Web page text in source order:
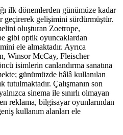
ilk dönemlerden günümüze kadar
gelişimini sürdürmüştür.
oluşturan Zoetrope,
gibi optik oyuncaklardan
ele almaktadır. Ayrıca
Winsor McCay, Fleischer
isimlerin canlandırma sanatına
günümüzde hâlâ kullanılan
tutulmaktadır. Çalışmanın son
sinema ile sınırlı olmayan
reklama, bilgisayar oyunlarından
kullanım alanları ele